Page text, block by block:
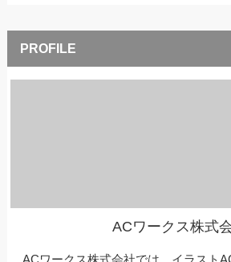
ACワークス株式
ACワークス株式会社では、イラスト